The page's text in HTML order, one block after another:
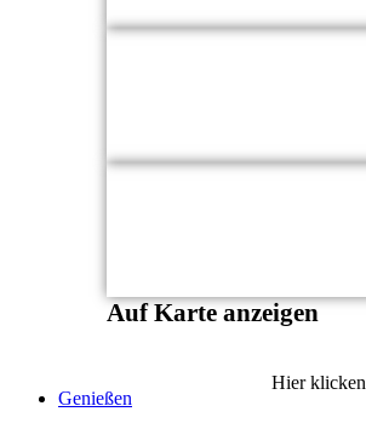
Auf Karte anzeigen
Hier klicken
Genießen